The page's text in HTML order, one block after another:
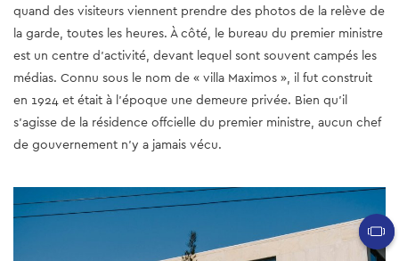
quand des visiteurs viennent prendre des photos de la relève de
la garde, toutes les heures. À côté, le bureau du premier ministre
est un centre d'activité, devant lequel sont souvent campés les
médias. Connu sous le nom de « villa Maximos », il fut construit
en 1924 et était à l'époque une demeure privée. Bien qu'il
s'agisse de la résidence offcielle du premier ministre, aucun chef
de gouvernement n'y a jamais vécu.